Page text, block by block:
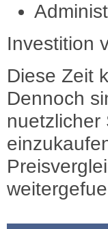
Investition
Diese Zeit
Dennoch
nuetzlicher